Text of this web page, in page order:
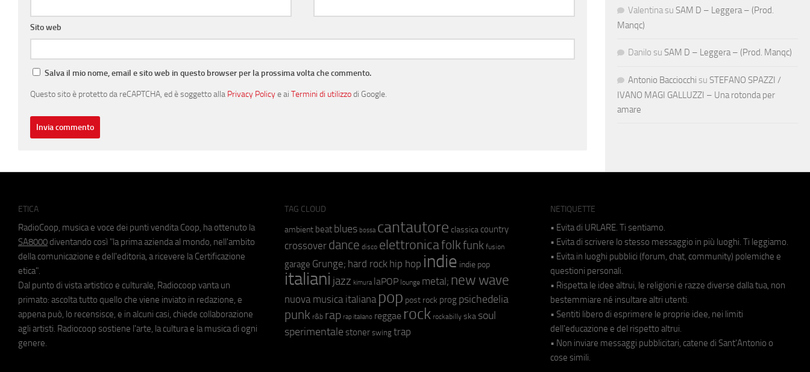
Sito web
Salva il mio nome, email e sito web in questo browser per la prossima volta che commento.
Questo sito è protetto da reCAPTCHA, ed è soggetto alla Privacy Policye ai Termini di utilizzodi Google.
Valentina su SAM D – Leggera – (Prod.
Manqc)
Danilo su SAM D – Leggera – (Prod. Manqc)
Antonio Bacciocchi su STEFANO SPAZZI /
IVANO MAGI GALLUZZI – Una rotonda per
amare
ETICA
RadioCoop, musica e voce dei punti vendita Coop, ha ottenuto la
SA8000 diventando così "la prima azienda al mondo, nell'ambito
della comunicazione e dell'editoria, a ricevere la Certificazione
etica".
Dal punto di vista artistico e culturale, Radiocoop vanta un
primato: ascolta tutto quello che viene inviato in redazione, e
appena può, lo recensisce, e in alcuni casi, chiede collaborazione
agli artisti. Radiocoop sostiene l'arte, la cultura e la musica di ogni
genere.
TAG CLOUD
ambient beat blues bossa cantautore classica country
crossover dance disco elettronicafolkfunk fusion
garage Grunge; hard rock hip hop indie indie pop
italiani jazz kimura laPOP lounge metal; new wave
nuova musica italiana pop post rock prog psichedelia
punk r&b rap rap italiano reggae rock rockabilly ska soul
sperimentale stoner swing trap
NETIQUETTE
• Evita di URLARE. Ti sentiamo.
• Evita di scrivere lo stesso messaggio in più luoghi. Ti leggiamo.
• Evita in luoghi pubblici (forum, chat, community) polemiche e
questioni personali.
• Rispetta le idee altrui, le religioni e razze diverse dalla tua, non
bestemmiare né insultare altri utenti.
• Sentiti libero di esprimere le proprie idee, nei limiti
dell'educazione e del rispetto altrui.
• Non inviare messaggi pubblicitari, catene di Sant'Antonio o
cose simili.